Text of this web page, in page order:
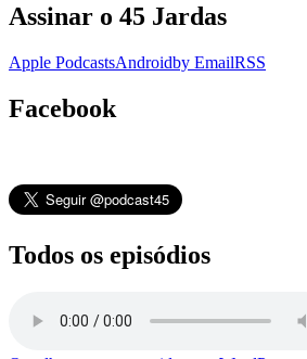
Assinar o 45 Jardas
Apple PodcastsAndroidby EmailRSS
Facebook
Todos os episódios